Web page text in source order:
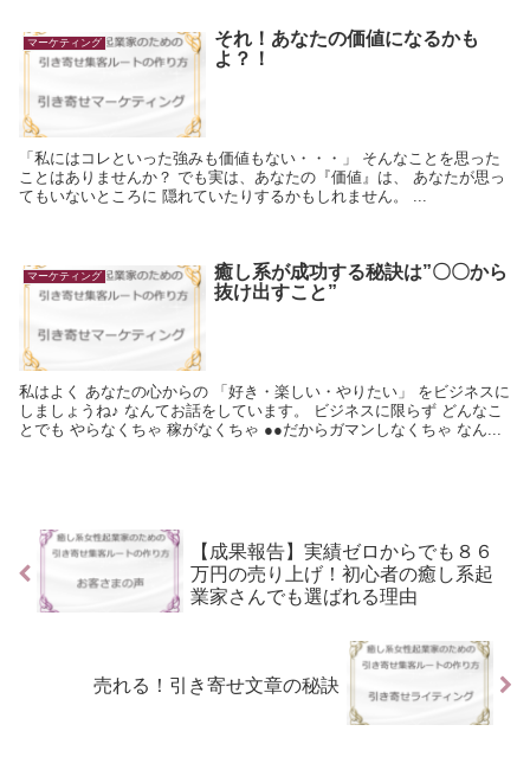
マーケティング
それ！あなたの価値になるかも
よ？！
「私にはコレといった強みも価値もない・・・」 そんなことを思った
ことはありませんか？ でも実は、あなたの『価値』は、 あなたが思っ
てもいないところに 隠れていたりするかもしれません。 ...
マーケティング
癒し系が成功する秘訣は”〇〇から
抜け出すこと”
私はよく あなたの心からの 「好き・楽しい・やりたい」 をビジネスに
しましょうね♪ なんてお話をしています。 ビジネスに限らず どんなこ
とでも やらなくちゃ 稼がなくちゃ ●●だからガマンしなくちゃ なん...
【成果報告】実績ゼロからでも８６
万円の売り上げ！初心者の癒し系起
業家さんでも選ばれる理由
売れる！引き寄せ文章の秘訣